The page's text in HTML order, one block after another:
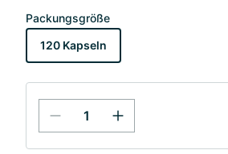
Packungsgröße
120 Kapseln